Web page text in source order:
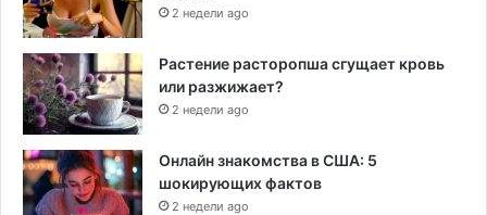
2 недели ago
Растение расторопша сгущает кровь
или разжижает?
2 недели ago
Онлайн знакомства в США: 5
шокирующих фактов
2 недели ago